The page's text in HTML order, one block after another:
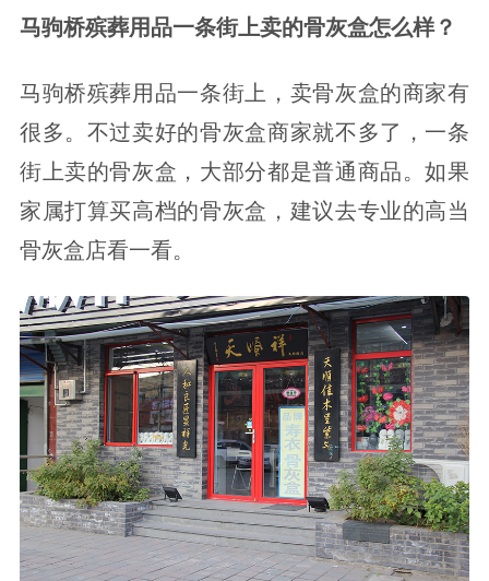
马驹桥殡葬用品一条街上卖的骨灰盒怎么样？
马驹桥殡葬用品一条街上，卖骨灰盒的商家有
很多。不过卖好的骨灰盒商家就不多了，一条
街上卖的骨灰盒，大部分都是普通商品。如果
家属打算买高档的骨灰盒，建议去专业的高当
骨灰盒店看一看。